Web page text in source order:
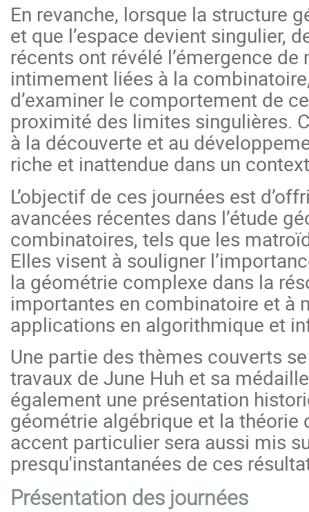
En revanche, lorsque la structure
et que l’espace devient singulier,
récents ont révélé l’émergence
intimement liées à la
d’examiner le comportement de
proximité des limites singulières.
à la découverte et au
riche et inattendue dans un
L’objectif de ces journées est
avancées récentes dans l’étude
combinatoires, tels que les
Elles visent à souligner
la géométrie complexe dans la
importantes en combinatoire et à
applications en algorithmique et
Une partie des thèmes couverts
travaux de June Huh et sa
également une présentation
géométrie algébrique et la théorie
accent particulier sera aussi mis
presqu'instantanées de ces
Présentation des journées